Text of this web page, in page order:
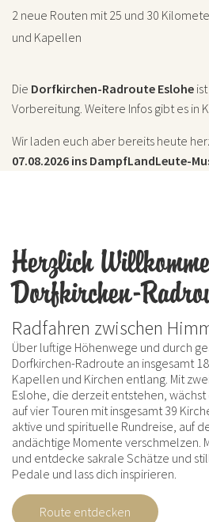
2 neue Routen mit 25 und 30
und Kapellen
Die Dorfkirchen-Radroute Eslohe
Vorbereitung. Weitere Infos gibt es in
Wir laden euch aber bereits heute
07.08.2026 ins DampfLandLeute-
Herzlich
Dorfkirchen-
Radfahren zwischen
Über luftige Höhenwege und durch
Dorfkirchen-Radroute an insgesamt
Kapellen und Kirchen entlang. Mit
Eslohe, die derzeit entstehen,
auf vier Touren mit insgesamt 39
aktive und spirituelle Rundreise, auf
andächtige Momente verschmelzen.
und entdecke sakrale Schätze und
Pedale und lass dich inspirieren.
Route entdecken